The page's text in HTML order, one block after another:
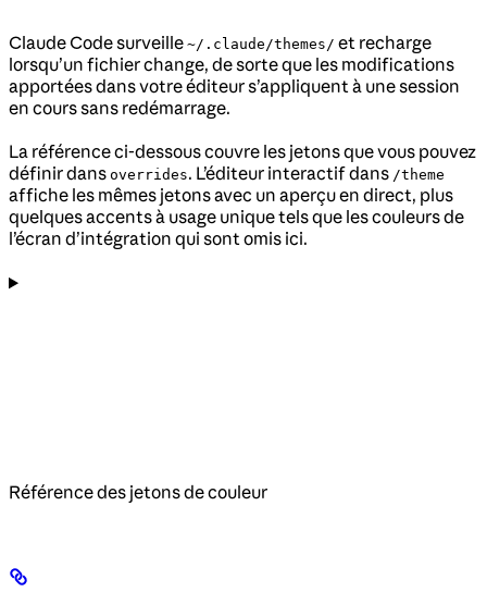
Claude Code surveille ~/.claude/themes/ et recharge
lorsqu’un fichier change, de sorte que les modifications
apportées dans votre éditeur s’appliquent à une session
en cours sans redémarrage.
La référence ci-dessous couvre les jetons que vous pouvez
définir dans overrides. L’éditeur interactif dans /theme
affiche les mêmes jetons avec un aperçu en direct, plus
quelques accents à usage unique tels que les couleurs de
l’écran d’intégration qui sont omis ici.
Référence des jetons de couleur